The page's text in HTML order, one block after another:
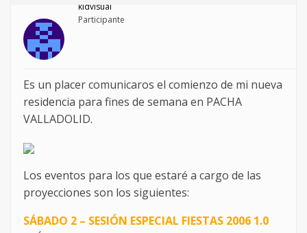
kidvisual
Participante
Es un placer comunicaros el comienzo de mi nueva
residencia para fines de semana en PACHA
VALLADOLID.
Los eventos para los que estaré a cargo de las
proyecciones son los siguientes:
SÁBADO 2 – SESIÓN ESPECIAL FIESTAS 2006 1.0